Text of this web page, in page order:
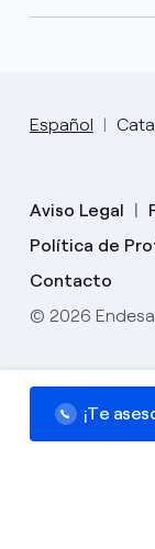
¡Te
Español
Aviso Legal
Política de
Contacto
© 2026 Endesa